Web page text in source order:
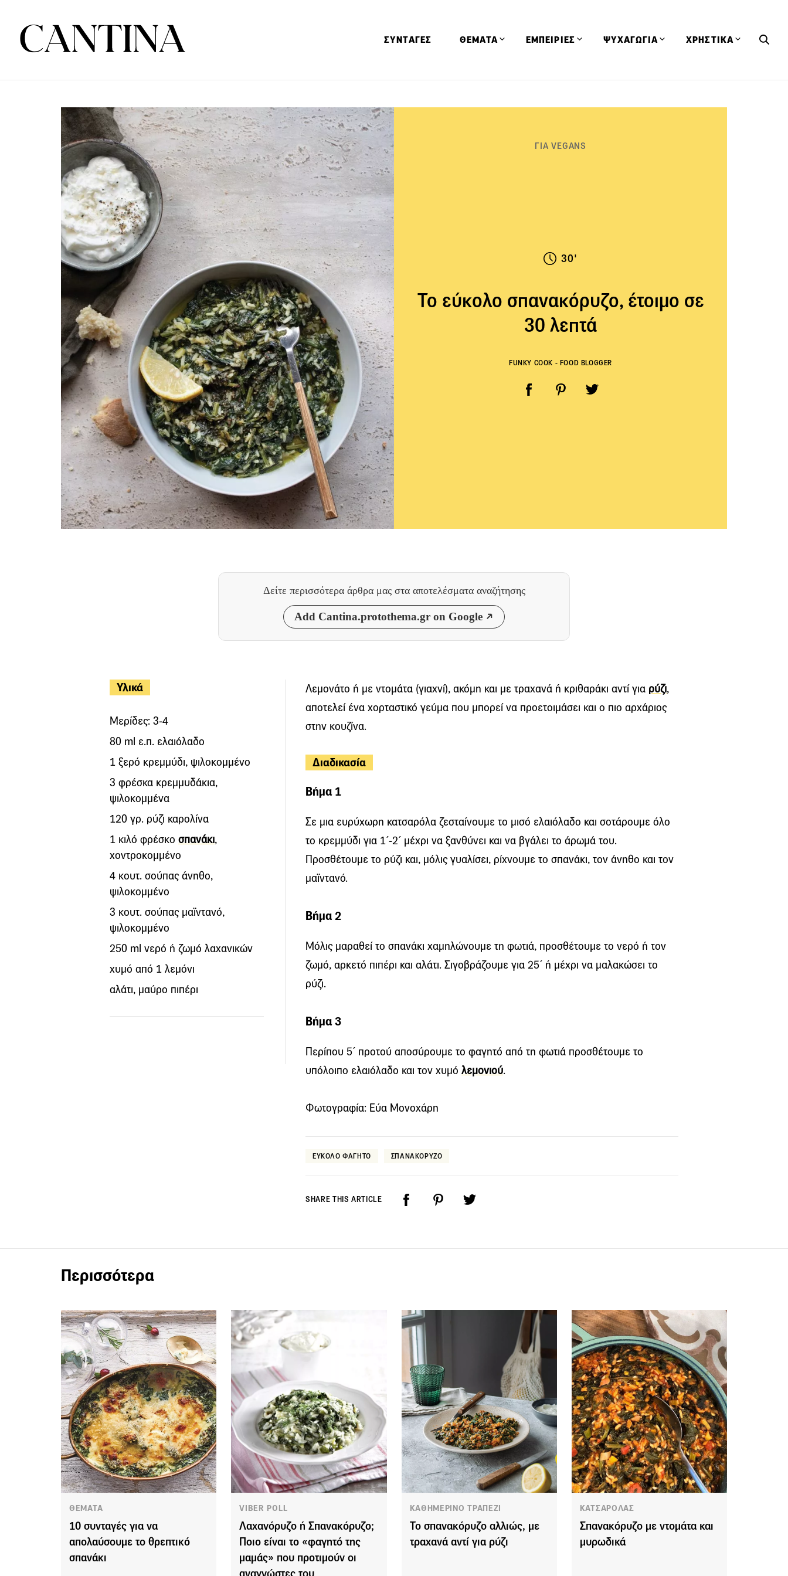
ΣΥΝΤΑΓΕΣ ΘΕΜΑΤΑ ΕΜΠΕΙΡΙΕΣ ΨΥΧΑΓΩΓΙΑ ΧΡΗΣΤΙΚΑ
ΓΙΑ VEGANS
30'
Το εύκολο σπανακόρυζο, έτοιμο σε
30 λεπτά
FUNKY COOK - FOOD BLOGGER
Δείτε περισσότερα άρθρα μας στα αποτελέσματα αναζήτησης
Add Cantina.protothema.gr on Google
Υλικά
Μερίδες: 3-4
80 ml ε.π. ελαιόλαδο
1 ξερό κρεμμύδι, ψιλοκομμένο
3 φρέσκα κρεμμυδάκια,
ψιλοκομμένα
120 γρ. ρύζι καρολίνα
1 κιλό φρέσκο σπανάκι,
χοντροκομμένο
4 κουτ. σούπας άνηθο,
ψιλοκομμένο
3 κουτ. σούπας μαϊντανό,
ψιλοκομμένο
250 ml νερό ή ζωμό λαχανικών
χυμό από 1 λεμόνι
αλάτι, μαύρο πιπέρι
Λεμονάτο ή με ντομάτα (γιαχνί), ακόμη και με τραχανά ή κριθαράκι αντί για ρύζι,
αποτελεί ένα χορταστικό γεύμα που μπορεί να προετοιμάσει και ο πιο αρχάριος
στην κουζίνα.
Διαδικασία
Βήμα 1
Σε μια ευρύχωρη κατσαρόλα ζεσταίνουμε το μισό ελαιόλαδο και σοτάρουμε όλο
το κρεμμύδι για 1΄-2΄ μέχρι να ξανθύνει και να βγάλει το άρωμά του.
Προσθέτουμε το ρύζι και, μόλις γυαλίσει, ρίχνουμε το σπανάκι, τον άνηθο και τον
μαϊντανό.
Βήμα 2
Μόλις μαραθεί το σπανάκι χαμηλώνουμε τη φωτιά, προσθέτουμε το νερό ή τον
ζωμό, αρκετό πιπέρι και αλάτι. Σιγοβράζουμε για 25΄ ή μέχρι να μαλακώσει το
ρύζι.
Βήμα 3
Περίπου 5΄ προτού αποσύρουμε το φαγητό από τη φωτιά προσθέτουμε το
υπόλοιπο ελαιόλαδο και τον χυμό λεμονιού.
Φωτογραφία: Εύα Μονοχάρη
ΕΥΚΟΛΟ ΦΑΓΗΤΟ ΣΠΑΝΑΚΟΡΥΖΟ
SHARE THIS ARTICLE
Περισσότερα
ΘΕΜΑΤΑ
10 συνταγές για να
απολαύσουμε το θρεπτικό
σπανάκι
VIBER POLL
Λαχανόρυζο ή Σπανακόρυζο;
Ποιο είναι το «φαγητό της
μαμάς» που προτιμούν οι
αναγνώστες του
ΚΑΘΗΜΕΡΙΝΟ ΤΡΑΠΕΖΙ
Το σπανακόρυζο αλλιώς, με
τραχανά αντί για ρύζι
ΚΑΤΣΑΡΟΛΑΣ
Σπανακόρυζο με ντομάτα και
μυρωδικά